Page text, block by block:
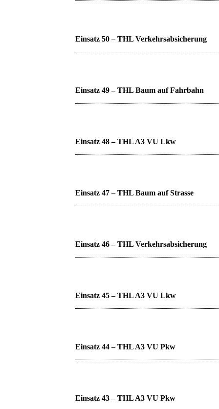
Einsatz 50 – THL Verkehrsabsicherung
Einsatz 49 – THL Baum auf Fahrbahn
Einsatz 48 – THL A3 VU Lkw
Einsatz 47 – THL Baum auf Strasse
Einsatz 46 – THL Verkehrsabsicherung
Einsatz 45 – THL A3 VU Lkw
Einsatz 44 – THL A3 VU Pkw
Einsatz 43 – THL A3 VU Pkw